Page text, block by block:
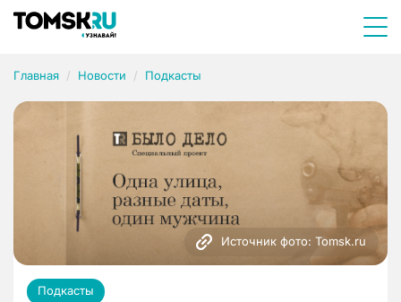
Главная Новости Подкасты
Источник фото: Tomsk.ru
Подкасты